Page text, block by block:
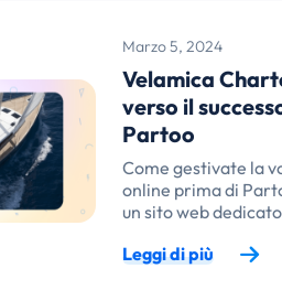
Marzo 5, 2024
Velamica
verso il
Partoo
Come gestivate la
online prima di
un sito web
Leggi di più